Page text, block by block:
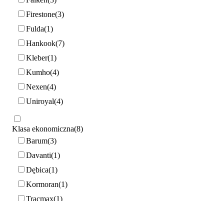
Firestone 3
Fulda 1
Hankook 7
Kleber 1
Kumho 4
Nexen 4
Uniroyal 4
Klasa ekonomiczna 8
Barum 3
Davanti 1
Dębica 1
Kormoran 1
Tracmax 1